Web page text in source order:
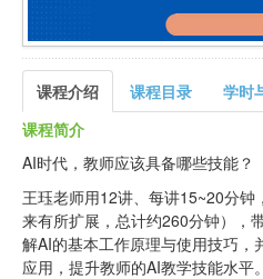
课程介绍 课程目录
学时
课程简介
AI时代，教师应该具备哪些技能？
王珏老师用12讲、每讲15~20分
来有所扩展，总计约260分钟），
解AI的基本工作原理与使用技巧，
应用，提升教师的AI教学技能水平。